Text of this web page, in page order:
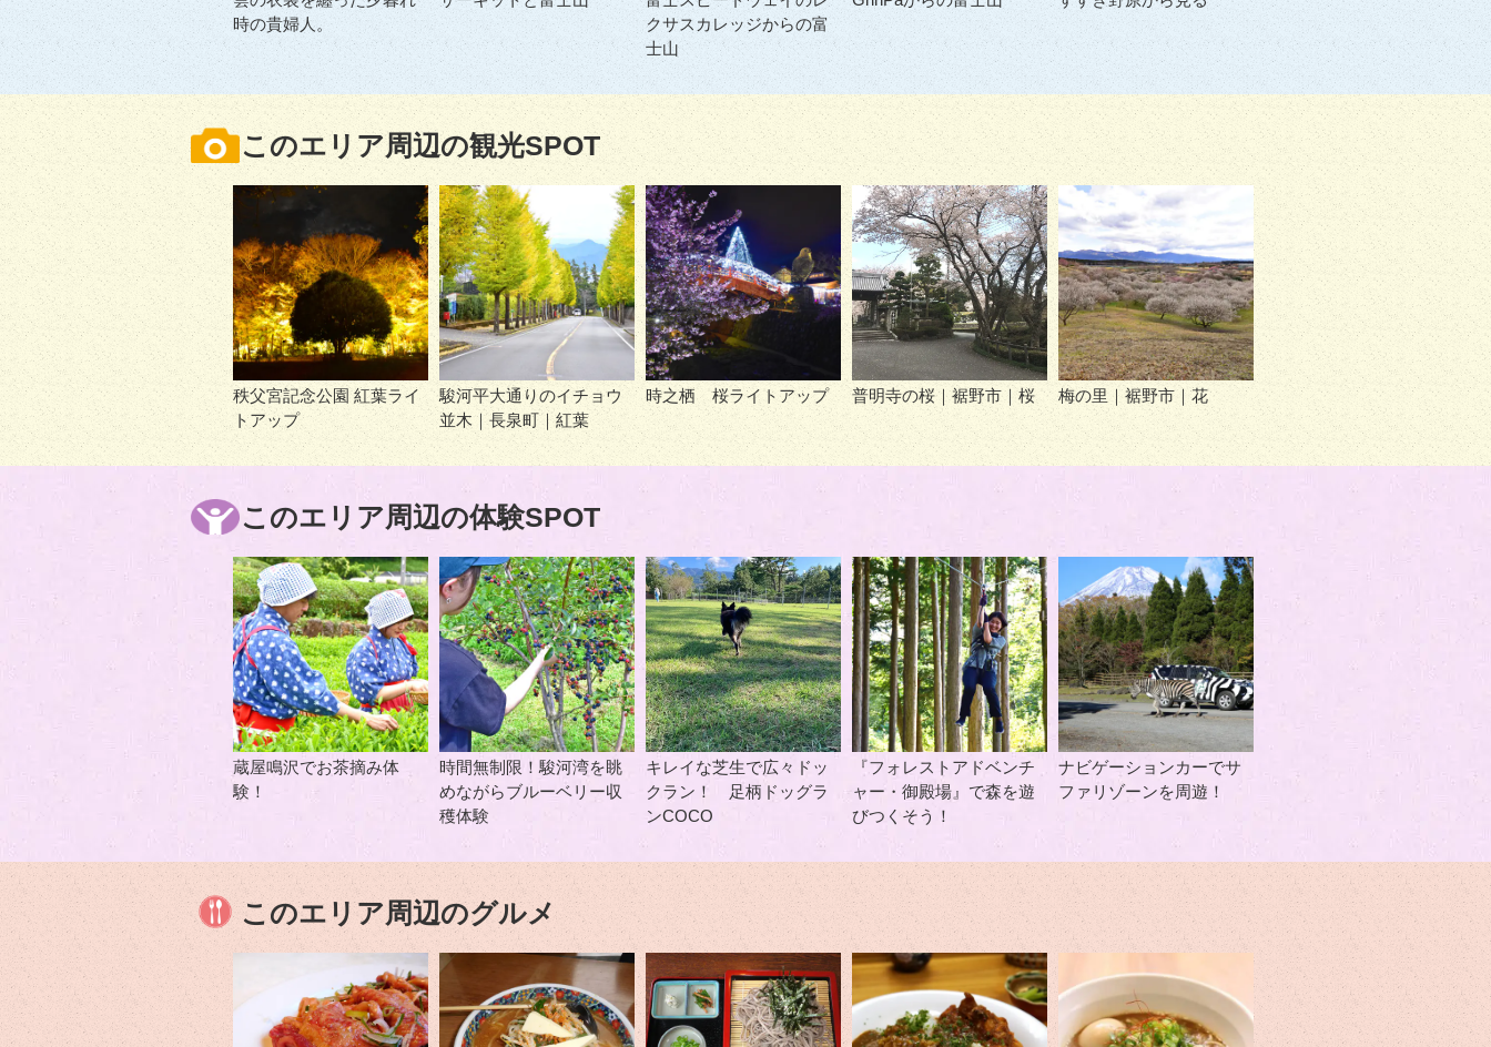
時の貴婦人。
クサスカレッジからの富
士山
このエリア周辺の観光SPOT
秩父宮記念公園 紅葉ライ
トアップ
駿河平大通りのイチョウ
並木｜長泉町｜紅葉
時之栖 桜ライトアップ 普明寺の桜｜裾野市｜桜 梅の里｜裾野市｜花
このエリア周辺の体験SPOT
蔵屋鳴沢でお茶摘み体
験！
時間無制限！駿河湾を眺
めながらブルーベリー収
穫体験
キレイな芝生で広々ドッ
クラン！ 足柄ドッグラ
ンCOCO
『フォレストアドベンチ
ャー・御殿場』で森を遊
びつくそう！
ナビゲーションカーでサ
ファリゾーンを周遊！
このエリア周辺のグルメ